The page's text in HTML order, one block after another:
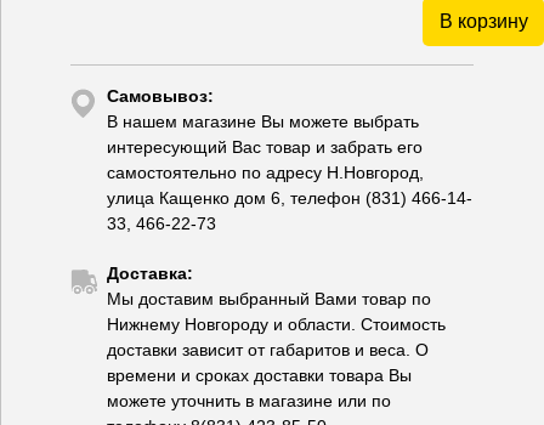
В корзину
Самовывоз:
В нашем магазине Вы можете выбрать
интересующий Вас товар и забрать его
самостоятельно по адресу Н.Новгород,
улица Кащенко дом 6, телефон (831) 466-14-
33, 466-22-73
Доставка:
Мы доставим выбранный Вами товар по
Нижнему Новгороду и области. Стоимость
доставки зависит от габаритов и веса. О
времени и сроках доставки товара Вы
можете уточнить в магазине или по